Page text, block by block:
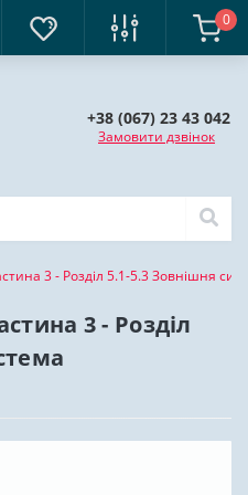
0
+38 (067) 23 43 042
Замовити дзвінок
3 - Розділ 5.1-5.3 Зовнішня
3 - Розділ